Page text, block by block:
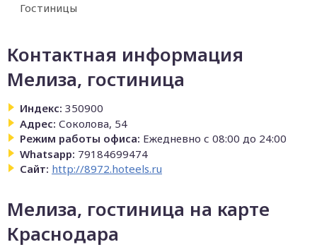
Гостиницы
Контактная информация
Мелиза, гостиница
Индекс: 350900
Адрес: Соколова, 54
Режим работы офиса: Ежедневно с 08:00 до 24:00
Whatsapp: 79184699474
Сайт: http://8972.hoteels.ru
Мелиза, гостиница на карте
Краснодара